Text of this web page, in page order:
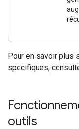
Pour en savoir plus
spécifiques,
outils